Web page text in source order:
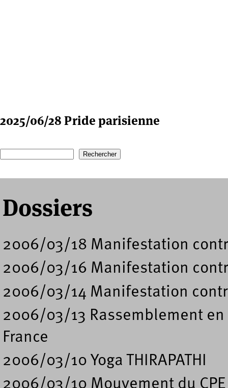
2025/06/28 Pride parisienne
Formulaire de recherche
Dossiers
2006/03/18 Manifestation
2006/03/16 Manifestation
2006/03/14 Manifestation
2006/03/13 Rassemblement
France
2006/03/10 Yoga THIRAPATHI
2006/03/10 Mouvement du